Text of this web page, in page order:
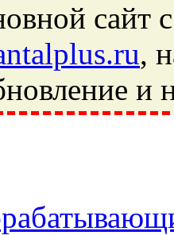
сайт
,
и
метизы, техника,